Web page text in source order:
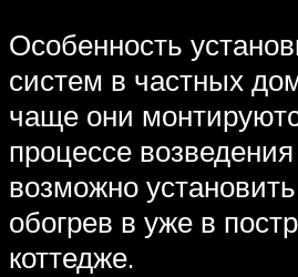
Особенность
систем в частных
чаще они
процессе
возможно
обогрев в уже в
коттедже.